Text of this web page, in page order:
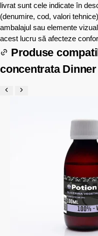
livrat sunt cele indicate în
(denumire, cod, valori
ambalajul sau elemente
acest lucru să afecteze
Produse
concentrata